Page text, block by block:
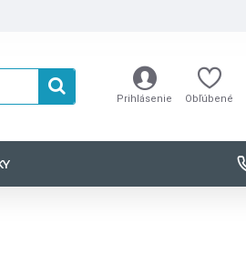
Prihlásenie Obľúbené